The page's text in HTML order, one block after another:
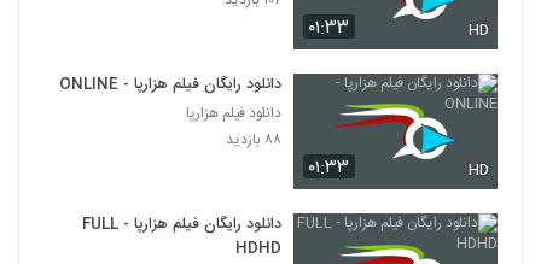
۰۱:۳۳ HD
۰۱:۳۳ HD
دانلود رایگان فیلم هزارپا - ONLINE
دانلود فیلم هزارپا
۸۸ بازدید
دانلود رایگان فیلم هزارپا - FULL
HDHD